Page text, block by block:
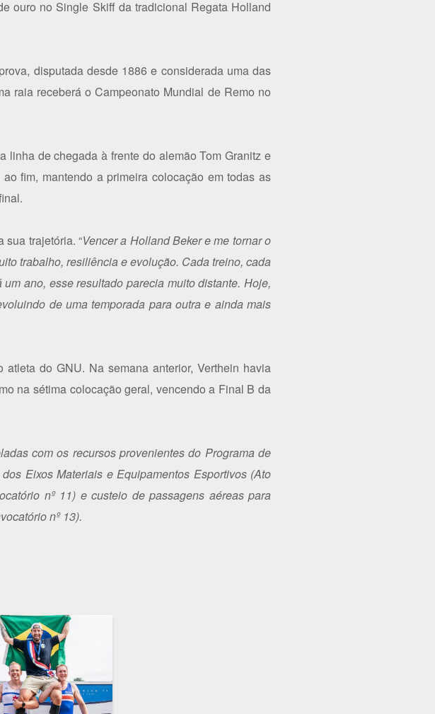
ouro no Single Skiff da tradicional Regata Holland
disputada desde 1886 e considerada uma das
raia receberá o Campeonato Mundial de Remo no
linha de chegada à frente do alemão Tom Granitz e
fim, mantendo a primeira colocação em todas as
sua trajetória. “Vencer a Holland Beker e me tornar o
trabalho, resiliência e evolução. Cada treino, cada
ano, esse resultado parecia muito distante. Hoje,
de uma temporada para outra e ainda mais
do GNU. Na semana anterior, Verthein havia
na sétima colocação geral, vencendo a Final B da
com os recursos provenientes do Programa de
Eixos Materiais e Equipamentos Esportivos (Ato
nº 11) e custeio de passagens aéreas para
nº 13).